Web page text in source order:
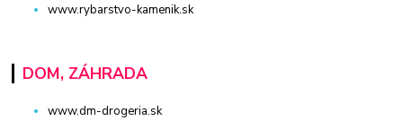
www.rybarstvo-kamenik.sk
DOM, ZÁHRADA
www.dm-drogeria.sk